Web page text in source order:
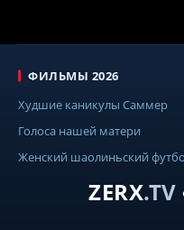
ZERX.TV
ФИЛЬМЫ 2026
Худшие каникулы Саммер
Голоса нашей матери
Женский шаолиньский